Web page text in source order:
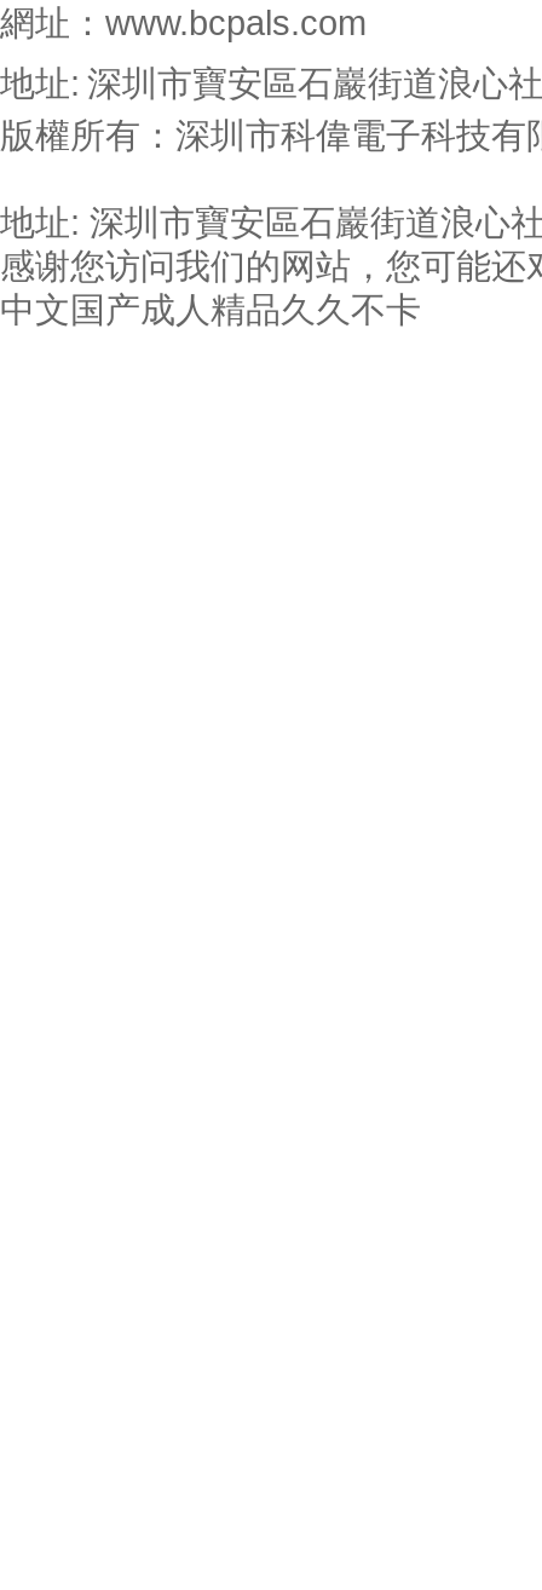
網址：www.bcpals.com
地址: 深圳市寶安區石巖街道浪心
版權所有：深圳市科偉電子科技有
地址: 深圳市寶安區石巖街道浪心
感谢您访问我们的网站，您可能还
中文国产成人精品久久不卡